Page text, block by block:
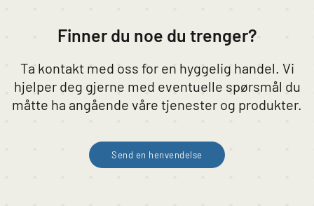
Finner du noe du trenger?
Ta kontakt med oss for en hyggelig handel. Vi
hjelper deg gjerne med eventuelle spørsmål du
måtte ha angående våre tjenester og produkter.
Send en henvendelse